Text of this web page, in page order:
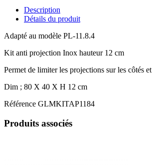
Description
Détails du produit
Adapté au modèle PL-11.8.4
Kit anti projection Inox hauteur 12 cm
Permet de limiter les projections sur les côtés
Dim ; 80 X 40 X H 12 cm
Référence GLMKITAP1184
Produits associés